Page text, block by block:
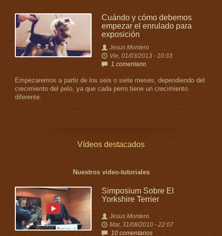
Cuándo y cómo debemos
empezar el enrulado para
exposición
Jesus Montero
Vie, 01/03/2013 - 10:33
1 comentario
Empezaremos a partir de los seis o siete meses, dependiendo del
crecimiento del pelo, ya que cada perro tiene un crecimiento
diferente.
Vídeos destacados
Nuestros video-tutoriales
Simposium Sobre El
Yorkshire Terrier
Jesus Montero
Mar, 31/08/2010 - 22:07
10 comentarios